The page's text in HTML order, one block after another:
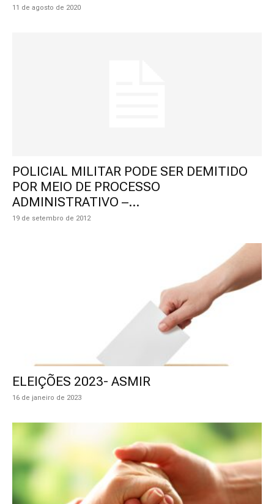
11 de agosto de 2020
POLICIAL MILITAR PODE SER DEMITIDO
POR MEIO DE PROCESSO
ADMINISTRATIVO –...
19 de setembro de 2012
ELEIÇÕES 2023- ASMIR
16 de janeiro de 2023